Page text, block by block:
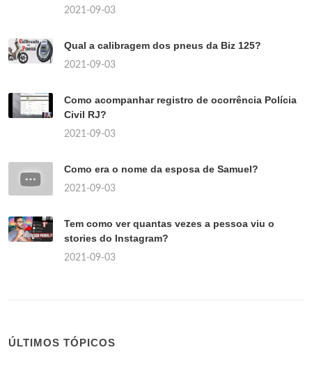
2021-09-03
Qual a calibragem dos pneus da Biz 125?
2021-09-03
Como acompanhar registro de ocorrência Polícia
Civil RJ?
2021-09-03
Como era o nome da esposa de Samuel?
2021-09-03
Tem como ver quantas vezes a pessoa viu o
stories do Instagram?
2021-09-03
ÚLTIMOS TÓPICOS